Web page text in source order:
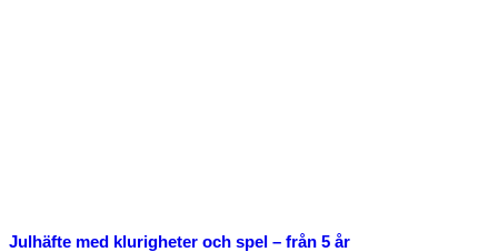
Julhäfte med klurigheter och spel – från 5 år